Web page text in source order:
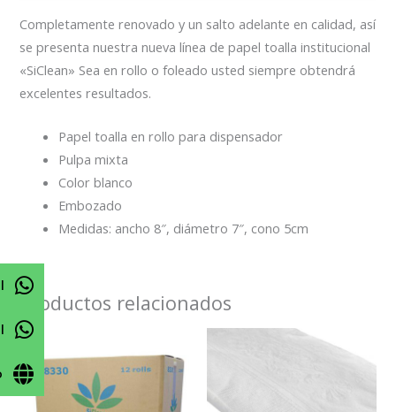
Completamente renovado y un salto adelante en calidad, así
se presenta nuestra nueva línea de papel toalla institucional
«SiClean» Sea en rollo o foleado usted siempre obtendrá
excelentes resultados.
Papel toalla en rollo para dispensador
Pulpa mixta
Color blanco
Embozado
Medidas: ancho 8″, diámetro 7″, cono 5cm
Productos relacionados